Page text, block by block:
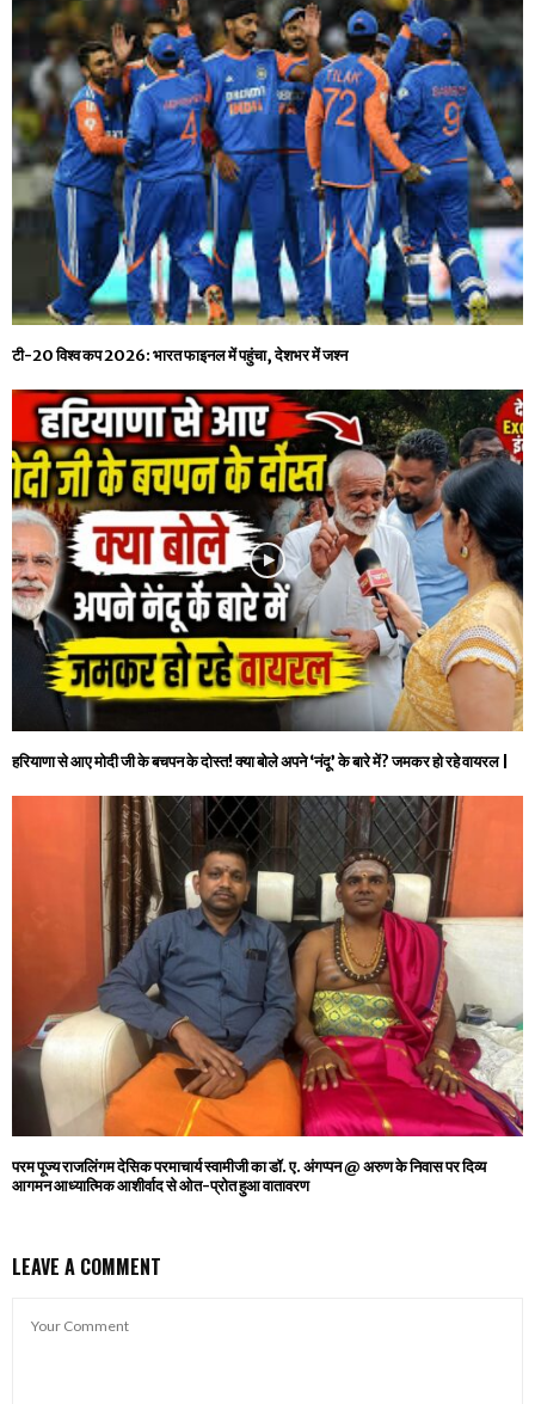
टी-20 विश्व कप 2026: भारत फाइनल में पहुंचा, देशभर में जश्न
हरियाणा से आए मोदी जी के बचपन के दोस्त! क्या बोले अपने ‘नंदू’ के बारे में? जमकर हो रहे वायरल |
परम पूज्य राजलिंगम देसिक परमाचार्य स्वामीजी का डॉ. ए. अंगप्पन @ अरुण के निवास पर दिव्य
आगमन आध्यात्मिक आशीर्वाद से ओत-प्रोत हुआ वातावरण
LEAVE A COMMENT